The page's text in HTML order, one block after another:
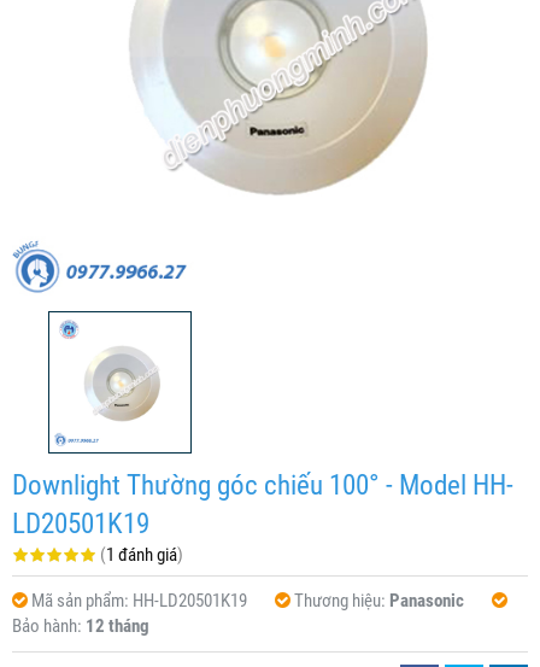
Downlight Thường góc chiếu 100° - Model HH-
LD20501K19
(1 đánh giá)
Mã sản phẩm: HH-LD20501K19 Thương hiệu: Panasonic
Bảo hành: 12 tháng